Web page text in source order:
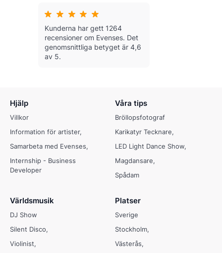
Kunderna har gett 1264
recensioner om Evenses. Det
genomsnittliga betyget är 4,6
av 5.
Hjälp
Villkor
Information för artister
Samarbeta med Evenses
Internship - Business
Developer
Våra tips
Bröllopsfotograf
Karikatyr Tecknare
LED Light Dance Show
Magdansare
Spådam
Världsmusik
DJ Show
Silent Disco
Violinist
Platser
Sverige
Stockholm
Västerås